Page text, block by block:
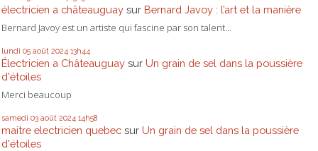
électricien a châteauguay sur Bernard Javoy : l’art et la manière
Bernard Javoy est un artiste qui fascine par son talent...
lundi 05 août 2024 13h44
Électricien a Châteauguay sur Un grain de sel dans la poussière
d'étoiles
Merci beaucoup
samedi 03 août 2024 14h58
maitre electricien quebec sur Un grain de sel dans la poussière
d'étoiles